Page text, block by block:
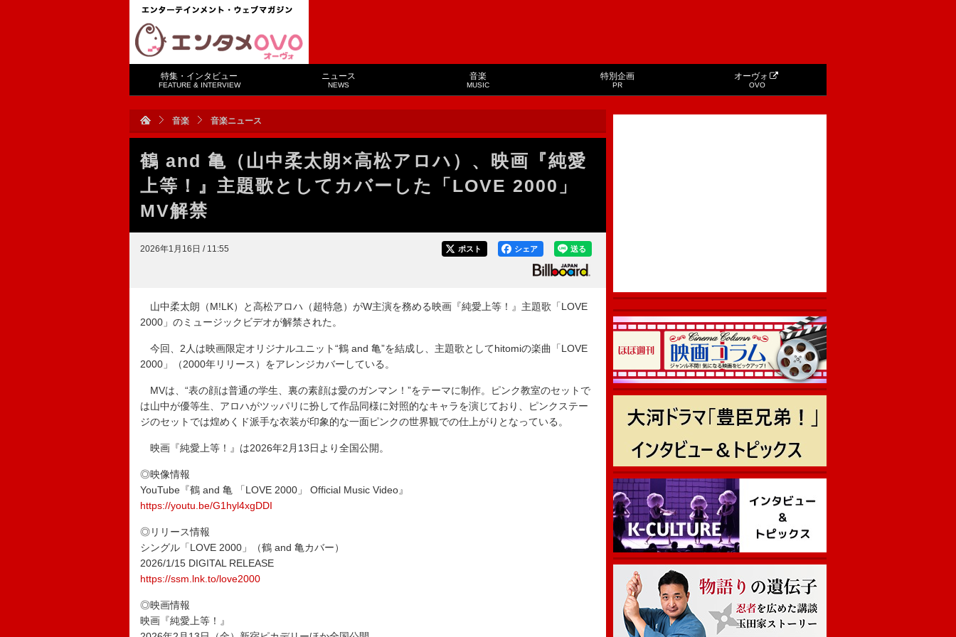
特集・インタビュー
FEATURE & INTERVIEW
ニュース
NEWS
音楽
MUSIC
特別企画
PR
オーヴォ
OVO
音楽 音楽ニュース
鶴 and 亀（山中柔太朗×高松アロハ）、映画『純愛
上等！』主題歌としてカバーした「LOVE 2000」
MV解禁
2026年1月16日 / 11:55 送る
シェア
ポスト
山中柔太朗（M!LK）と高松アロハ（超特急）がW主演を務める映画『純愛上等！』主題歌「LOVE
2000」のミュージックビデオが解禁された。
今回、2人は映画限定オリジナルユニット“鶴 and 亀”を結成し、主題歌としてhitomiの楽曲「LOVE
2000」（2000年リリース）をアレンジカバーしている。
MVは、“表の顔は普通の学生、裏の素顔は愛のガンマン！”をテーマに制作。ピンク教室のセットで
は山中が優等生、アロハがツッパリに扮して作品同様に対照的なキャラを演じており、ピンクステー
ジのセットでは煌めくド派手な衣装が印象的な一面ピンクの世界観での仕上がりとなっている。
映画『純愛上等！』は2026年2月13日より全国公開。
◎映像情報
YouTube『鶴 and 亀 「LOVE 2000」 Official Music Video』
https://youtu.be/G1hyl4xgDDI
◎リリース情報
シングル「LOVE 2000」（鶴 and 亀カバー）
2026/1/15 DIGITAL RELEASE
https://ssm.lnk.to/love2000
◎映画情報
映画『純愛上等！』